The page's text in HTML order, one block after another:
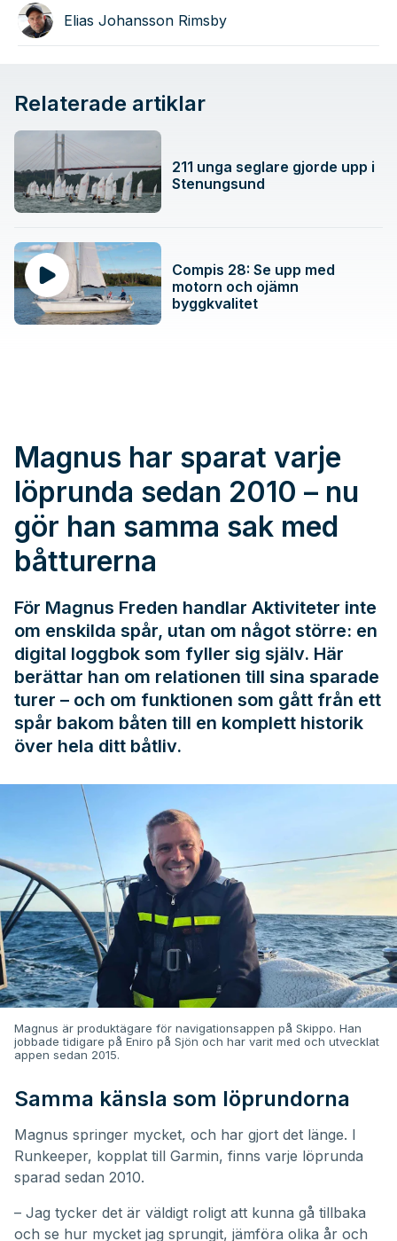
Elias Johansson Rimsby
Relaterade artiklar
211 unga seglare gjorde upp i
Stenungsund
Compis 28: Se upp med
motorn och ojämn
byggkvalitet
Magnus har sparat varje
löprunda sedan 2010 – nu
gör han samma sak med
båtturerna
För Magnus Freden handlar Aktiviteter inte
om enskilda spår, utan om något större: en
digital loggbok som fyller sig själv. Här
berättar han om relationen till sina sparade
turer – och om funktionen som gått från ett
spår bakom båten till en komplett historik
över hela ditt båtliv.
Magnus är produktägare för navigationsappen på Skippo. Han
jobbade tidigare på Eniro på Sjön och har varit med och utvecklat
appen sedan 2015.
Samma känsla som löprundorna
Magnus springer mycket, och har gjort det länge. I
Runkeeper, kopplat till Garmin, finns varje löprunda
sparad sedan 2010.
– Jag tycker det är väldigt roligt att kunna gå tillbaka
och se hur mycket jag sprungit, jämföra olika år och